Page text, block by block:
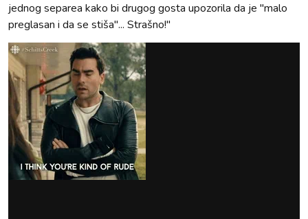
jednog separea kako bi drugog gosta upozorila da je "malo
preglasan i da se stiša"... Strašno!"